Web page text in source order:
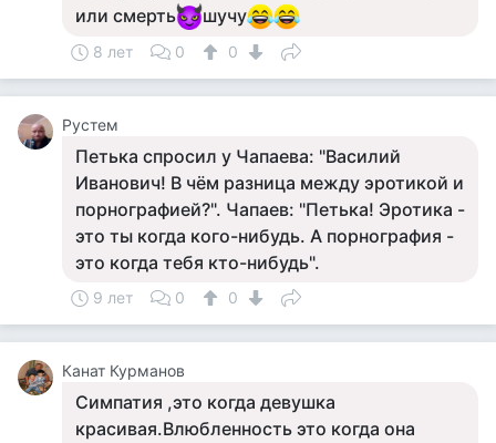
или смерть
шучу
8 лет 0 0
Рустем
Петька спросил у Чапаева: "Василий
Иванович! В чём разница между эротикой и
порнографией?". Чапаев: "Петька! Эротика -
это ты когда кого-нибудь. А порнография -
это когда тебя кто-нибудь".
9 лет 0 0
Канат Курманов
Симпатия ,это когда девушка
красивая.Влюбленность это когда она